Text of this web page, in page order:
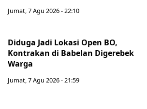
Jumat, 7 Agu 2026 - 22:10
Diduga Jadi Lokasi Open BO,
Kontrakan di Babelan Digerebek
Warga
Jumat, 7 Agu 2026 - 21:59